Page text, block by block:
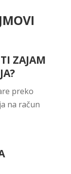
ZAJAM
preko
na račun